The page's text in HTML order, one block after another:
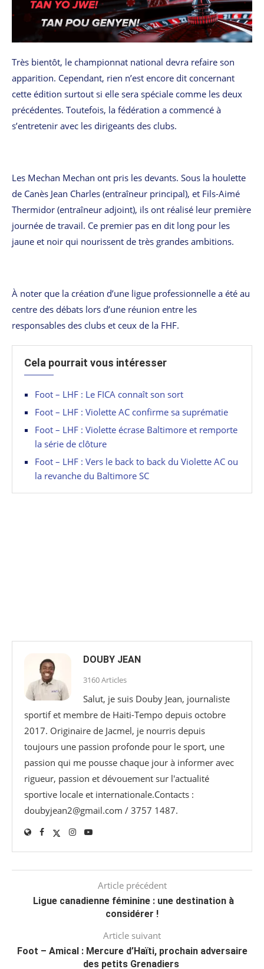
Très bientôt, le championnat national devra refaire son
apparition. Cependant, rien n’est encore dit concernant
cette édition surtout si elle sera spéciale comme les deux
précédentes. Toutefois, la fédération a commencé à
s’entretenir avec les dirigeants des clubs.
Les Mechan Mechan ont pris les devants. Sous la houlette
de Canès Jean Charles (entraîneur principal), et Fils-Aimé
Thermidor (entraîneur adjoint), ils ont réalisé leur première
journée de travail. Ce premier pas en dit long pour les
jaune et noir qui nourissent de très grandes ambitions.
À noter que la création d’une ligue professionnelle a été au
centre des débats lors d’une réunion entre les
responsables des clubs et ceux de la FHF.
Cela pourrait vous intéresser
Foot – LHF : Le FICA connaît son sort
Foot – LHF : Violette AC confirme sa suprématie
Foot – LHF : Violette écrase Baltimore et remporte
la série de clôture
Foot – LHF : Vers le back to back du Violette AC ou
la revanche du Baltimore SC
DOUBY JEAN
3160 Articles
Salut, je suis Douby Jean, journaliste
sportif et membre de Haiti-Tempo depuis octobre
2017. Originaire de Jacmel, je nourris depuis
toujours une passion profonde pour le sport, une
passion qui me pousse chaque jour à informer avec
rigueur, passion et dévouement sur l'actualité
sportive locale et internationale.Contacts :
doubyjean2@gmail.com / 3757 1487.
Article précédent
Ligue canadienne féminine : une destination à
considérer !
Article suivant
Foot – Amical : Mercure d’Haïti, prochain adversaire
des petits Grenadiers